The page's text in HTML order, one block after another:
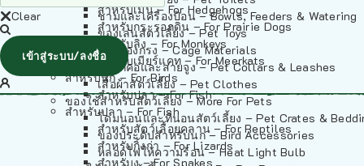
ชามและเครื่องป้อน – Bowls, Feeders & Watering
ของเล่นสัตว์เลี้ยง – Pet Toys
วัสดุรองกรง – Cage Materials
ปลอกคอและสายจูง – Pet Collars & Leashes
เสื้อผ้าสัตว์เลี้ยง – Pet Clothes
ของใช้สำหรับสัตว์เลี้ยง – More For Pets
โดมนอนและที่นอนสัตว์เลี้ยง – Pet Crates &
ของประดับสำหรับนก – Bird Accessories
หลอดไฟให้ความร้อน – Heat Light Bulb
สำหรับเม่น – For Hedgehogs
สำหรับกระรอกดิน – For Prairie Dogs
สำหรับลิง – For Monkeys
สำหรับเมียร์แคท – For Meerkats
สำหรับนก – For Birds
สำหรับปลา – For Fish
สำหรับปลา – For Fish
สำหรับสัตว์เลื้อยคลาน – For Reptiles
สำหรับกิ้งก่า – For Lizards
สำหรับงู – For Snakes
Clear
เข้าสู่ระบบ/ลงชื่อ